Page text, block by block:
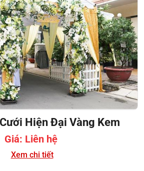
Hiện Đại Vàng Kem
Giá: Liên hệ
Xem chi tiết